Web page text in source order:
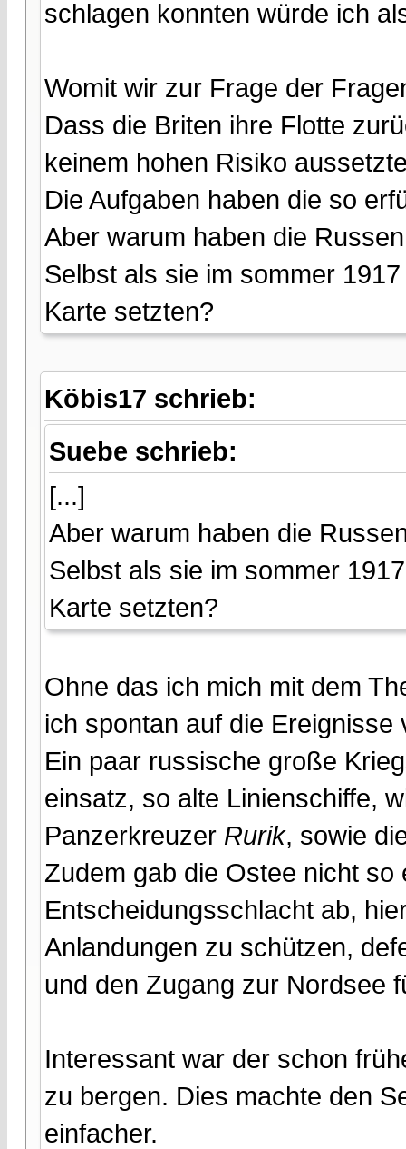
schlagen konnten würde ich
Womit wir zur Frage der
Dass die Briten ihre Flotte
keinem hohen Risiko
Die Aufgaben haben die so
Aber warum haben die
Selbst als sie im sommer
Karte setzten?
Köbis17 schrieb:
Suebe schrieb:
[...]
Aber warum haben die
Selbst als sie im sommer
Karte setzten?
Ohne das ich mich mit dem
ich spontan auf die
Ein paar russische große
einsatz, so alte Linienschiffe,
Panzerkreuzer Rurik, sowie
Zudem gab die Ostee nicht
Entscheidungsschlacht ab,
Anlandungen zu schützen,
und den Zugang zur Nordsee
Interessant war der schon
zu bergen. Dies machte den
einfacher.